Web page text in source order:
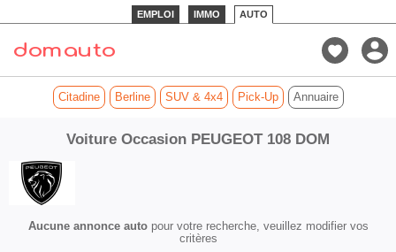
EMPLOI IMMO AUTO
Citadine Berline SUV & 4x4 Pick-Up Annuaire
Voiture Occasion PEUGEOT 108 DOM
Aucune annonce autopour votre recherche, veuillez modifier vos
critères